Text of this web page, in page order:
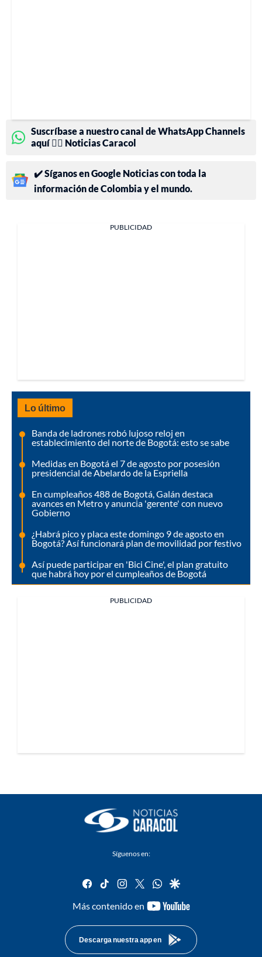
Suscríbase a nuestro canal de WhatsApp Channels
aquí 👉🏻 Noticias Caracol
✔️ Síganos en Google Noticias con toda la
información de Colombia y el mundo.
PUBLICIDAD
Lo último
Banda de ladrones robó lujoso reloj en
establecimiento del norte de Bogotá: esto se sabe
Medidas en Bogotá el 7 de agosto por posesión
presidencial de Abelardo de la Espriella
En cumpleaños 488 de Bogotá, Galán destaca
avances en Metro y anuncia 'gerente' con nuevo
Gobierno
¿Habrá pico y placa este domingo 9 de agosto en
Bogotá? Así funcionará plan de movilidad por festivo
Así puede participar en 'Bici Cine', el plan gratuito
que habrá hoy por el cumpleaños de Bogotá
PUBLICIDAD
Síguenos en:
facebook
tiktok instagram
twitterwhatsapp
google
Más contenido en
youtube-
Descarga nuestra app en